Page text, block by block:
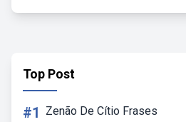
Top Post
#1 Zenão De Cítio Frases